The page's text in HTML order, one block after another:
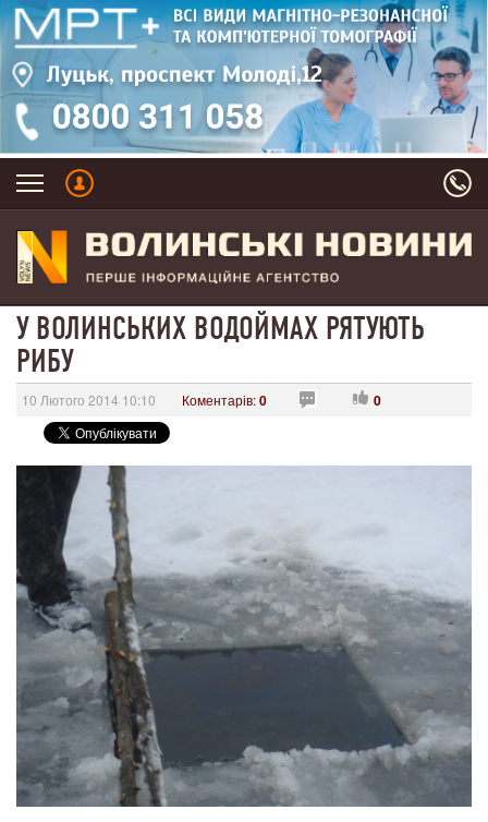
У ВОЛИНСЬКИХ ВОДОЙМАХ РЯТУЮТЬ
РИБУ
10 Лютого 2014 10:10 Коментарів:0 0